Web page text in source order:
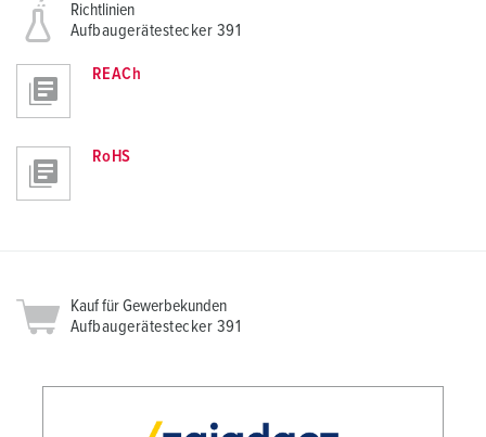
Richtlinien
Aufbaugerätestecker 391
REACh
RoHS
Kauf für Gewerbekunden
Aufbaugerätestecker 391